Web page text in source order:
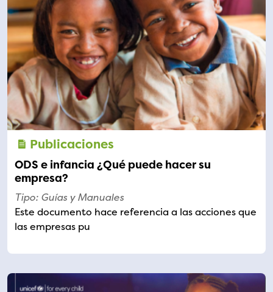
Publicaciones
ODS e infancia ¿Qué puede hacer su
empresa?
Tipo: Guías y Manuales
Este documento hace referencia a las acciones que
las empresas pu